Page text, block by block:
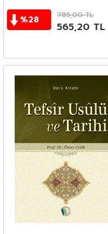
%28 785,00TL
565,20 TL